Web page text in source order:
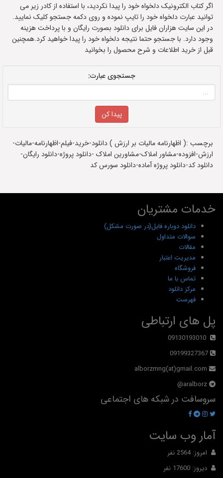
اگر کتاب الکترونیک دلخواه خود را پیدا نکردید، با استفاده از کادر زیر می
توانید عبارت دلخواه خود را تایپ نموده و روی دکمه جستجو کلیک نمایید.
در این سایت هزاران فایل برای دانلود بصورت رایگان و با پرداخت هزینه
وجود دارد. با جستجو حتما نتیجه دلخواه خود را پیدا خواهید کرد.همچنین
قبل از خرید اطلاعات و شرح محصول را بخوانید
جستجوی عبارت:
برچسب :( اظهارنامه مالیات بر ارزش ) دانلود-خرید-فیلم-اظهارنامه-مالیات-
ارزش-افزوده-مشاور املاک-مشاورین املاک -دانلود پروژه-دانلود رایگان-
دانلود کد-دانلود پروژه آماده-دانلود سورس کد
خدمات مشتریان
دانلود دوباره فایل(در صورت مشکل)
سوالات متداول
مقالات
مدیریت اعتبار
فروشگاه
تماس با ما
مرکز دانلود
فهرست
پل های ارتباطی
09130193010
09199327367
alborzmng(at)gmail.com
aralborz@
سروسافت در شبکه های اجتماعی
آمار وب سایت
امروز: 2564 نفر
دیروز: 17600 نفر